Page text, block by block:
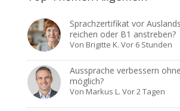
Sprachzertifikat vor
reichen oder B1 anstreben?
Von Brigitte K. Vor 6 Stunden
Aussprache verbessern
möglich?
Von Markus L. Vor 2 Tagen